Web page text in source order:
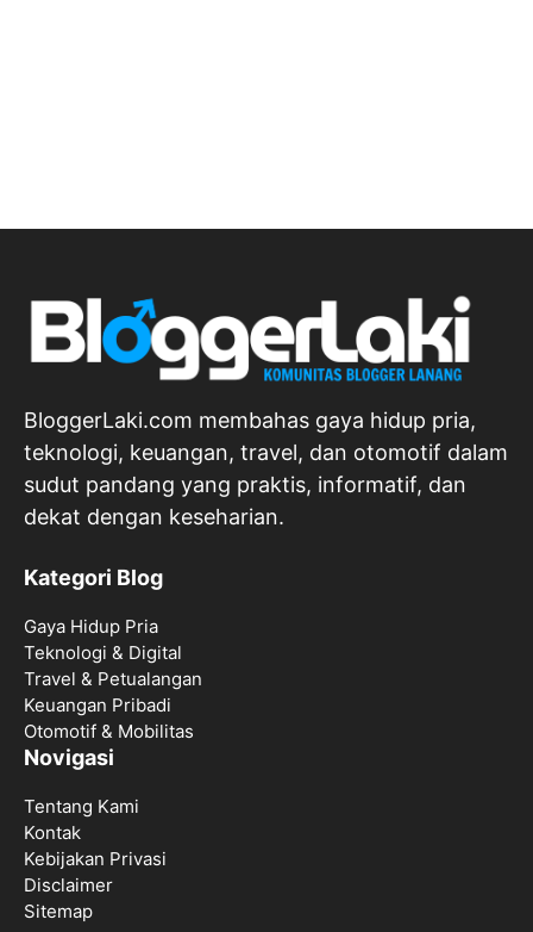
BloggerLaki.com membahas gaya hidup pria,
teknologi, keuangan, travel, dan otomotif dalam
sudut pandang yang praktis, informatif, dan
dekat dengan keseharian.
Kategori Blog
Gaya Hidup Pria
Teknologi & Digital
Travel & Petualangan
Keuangan Pribadi
Otomotif & Mobilitas
Novigasi
Tentang Kami
Kontak
Kebijakan Privasi
Disclaimer
Sitemap